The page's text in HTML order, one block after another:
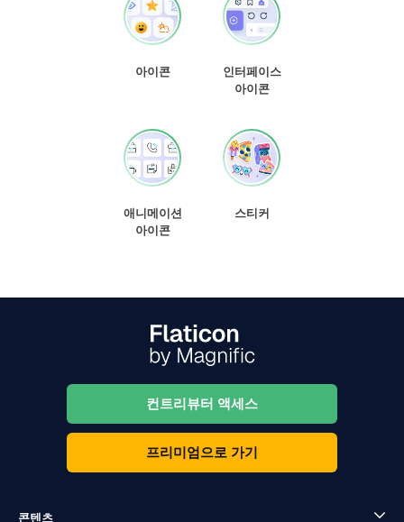
아이콘
인터페이스
아이콘
애니메이션
아이콘
스티커
컨트리뷰터 액세스
프리미엄으로 가기
콘텐츠